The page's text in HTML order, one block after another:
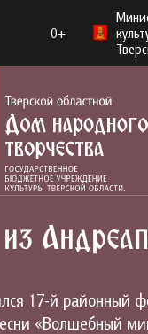
0+
17-й районный
«Волшебный